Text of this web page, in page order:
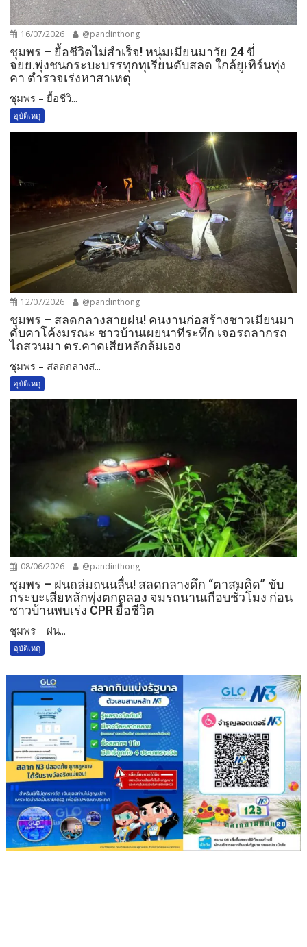
16/07/2026 @pandinthong
ชุมพร – ยื้อชีวิตไม่สำเร็จ! หนุ่มเมียนมาวัย 24 ขี่
จยย.พุ่งชนกระบะบรรทุกทุเรียนดับสลด ใกล้ยูเทิร์นทุ่ง
คา ตำรวจเร่งหาสาเหตุ
ชุมพร – ยื้อชีวิ...
อุบัติเหตุ
12/07/2026 @pandinthong
ชุมพร – สลดกลางสายฝน! คนงานก่อสร้างชาวเมียนมา
ดับคาโค้งมรณะ ชาวบ้านเผยนาทีระทึก เจอรถลากรถ
ไถสวนมา ตร.คาดเสียหลักล้มเอง
ชุมพร – สลดกลางส...
อุบัติเหตุ
08/06/2026 @pandinthong
ชุมพร – ฝนถล่มถนนลื่น! สลดกลางดึก “ตาสมคิด” ขับ
กระบะเสียหลักพุ่งตกคลอง จมรถนานเกือบชั่วโมง ก่อน
ชาวบ้านพบเร่ง CPR ยื้อชีวิต
ชุมพร – ฝน...
อุบัติเหตุ